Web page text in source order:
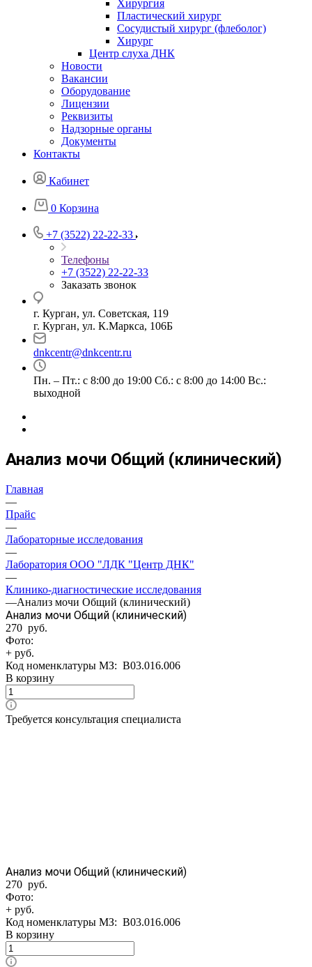
Хирургия
Пластический хирург
Сосудистый хирург (флеболог)
Хирург
Центр слуха ДНК
Новости
Вакансии
Оборудование
Лицензии
Реквизиты
Надзорные органы
Документы
Контакты
Кабинет
0 Корзина
+7 (3522) 22-22-33
Телефоны
+7 (3522) 22-22-33
Заказать звонок
г. Курган, ул. Советская, 119
г. Курган, ул. К.Маркса, 106Б
dnkcentr@dnkcentr.ru
Пн. – Пт.: с 8:00 до 19:00 Сб.: с 8:00 до 14:00 Вс.:
выходной
Анализ мочи Общий (клинический)
Главная
—
Прайс
—
Лабораторные исследования
—
Лаборатория ООО "ЛДК "Центр ДНК"
—
Клинико-диагностические исследования
—Анализ мочи Общий (клинический)
Анализ мочи Общий (клинический)
270 руб.
Фото:
+ руб.
Код номенклатуры МЗ: B03.016.006
В корзину
Требуется консультация специалиста
Анализ мочи Общий (клинический)
270 руб.
Фото:
+ руб.
Код номенклатуры МЗ: B03.016.006
В корзину